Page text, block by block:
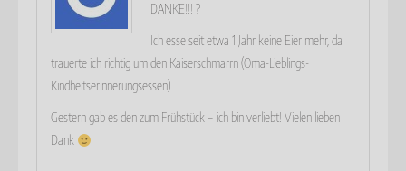
DANKE!!! ?
Ich esse seit etwa 1 Jahr keine Eier mehr, da
trauerte ich richtig um den Kaiserschmarrn (Oma-Lieblings-
Kindheitserinnerungsessen).
Gestern gab es den zum Frühstück – ich bin verliebt! Vielen lieben
Dank